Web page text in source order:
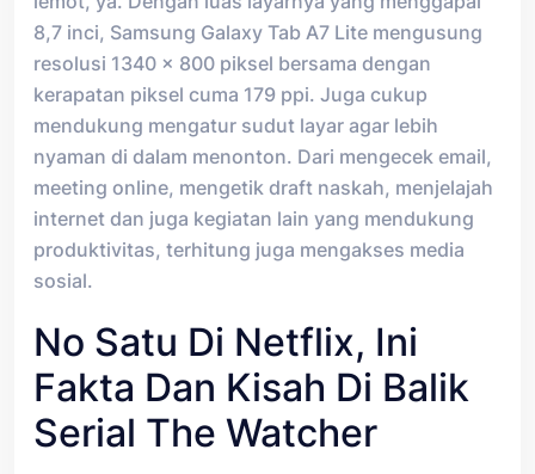
8,7 inci, Samsung Galaxy Tab A7 Lite mengusung
resolusi 1340 x 800 piksel bersama dengan
kerapatan piksel cuma 179 ppi. Juga cukup
mendukung mengatur sudut layar agar lebih
nyaman di dalam menonton. Dari mengecek email,
meeting online, mengetik draft naskah, menjelajah
internet dan juga kegiatan lain yang mendukung
produktivitas, terhitung juga mengakses media
sosial.
No Satu Di Netflix, Ini
Fakta Dan Kisah Di Balik
Serial The Watcher